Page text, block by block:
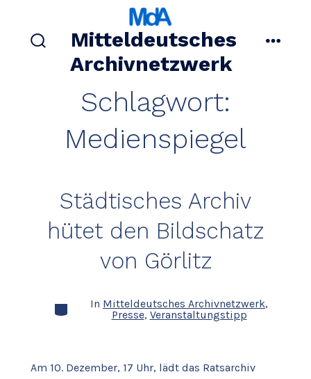
springen
ein-/ausblenden
Mitteldeutsches
Archivnetzwerk
Schlagwort:
Medienspiegel
Städtisches Archiv
hütet den Bildschatz
von Görlitz
Kategorien
In Mitteldeutsches Archivnetzwerk,
Presse, Veranstaltungstipp
Am 10. Dezember, 17 Uhr, lädt das Ratsarchiv